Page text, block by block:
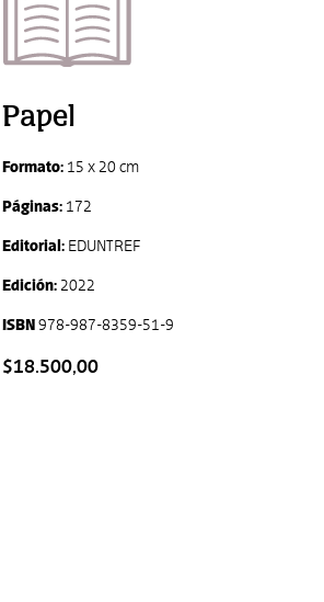
Papel
Formato: 15 x 20 cm
Páginas: 172
Editorial: EDUNTREF
Edición: 2022
ISBN978-987-8359-51-9
$18.500,00